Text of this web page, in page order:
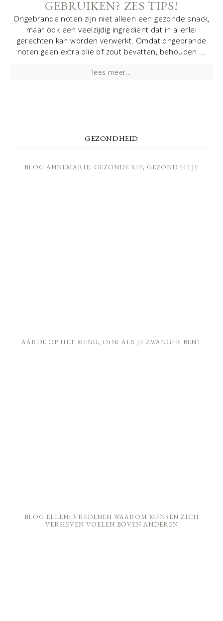
GEBRUIKEN? ZES TIPS!
Ongebrande noten zijn niet alleen een gezonde snack,
maar ook een veelzijdig ingrediënt dat in allerlei
gerechten kan worden verwerkt. Omdat ongebrande
noten geen extra olie of zout bevatten, behouden ...
lees meer...
GEZONDHEID
BLOG ANNEMARIE: GEZONDE KIP, GEZOND EITJE
AARDE OP HET MENU, OOK ALS JE ZWANGER BENT
BLOG ELLEN: 3 REDENEN WAAROM MENSEN ZICH
VERHEVEN VOELEN BOVEN ANDEREN